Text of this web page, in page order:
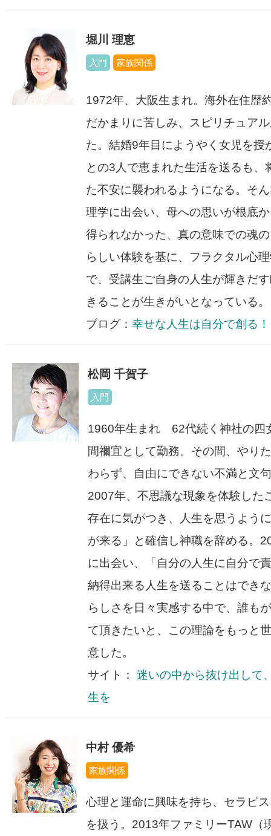
堀川 理恵
入門 家族関係
1972年、大阪生まれ。海外在住歴
だかまりに苦しみ、スピリチュア
た。結婚9年目にようやく女児を授
との3人で恵まれた生活を送るも、
た不安に襲われるようになる。そ
理学に出会い、母への思いが根底
得られなかった、真の意味での魂
らしい体験を基に、フラクタル心
で、受講生ご自身の人生が輝きだ
きることが生きがいとなっている。
ブログ： 幸せな人生は自分で創る！
松岡 千賀子
入門
1960年生まれ 62代続く神社の四
間禰宜として勤務。その間、やり
わらず、自由にできない不満と文
2007年、不思議な現象を体験した
存在に気がつき、人生を思うよう
が来る」と確信し神職を辞める。
に出会い、「自分の人生に自分で
納得出来る人生を送ることはでき
らしさを日々実感する中で、誰も
て頂きたいと、この理論をもっと
意した。
サイト：
迷いの中から抜け出して
生を
中村 優希
家族関係
心理と運命に興味を持ち、セラピ
を扱う。2013年ファミリーTAW（